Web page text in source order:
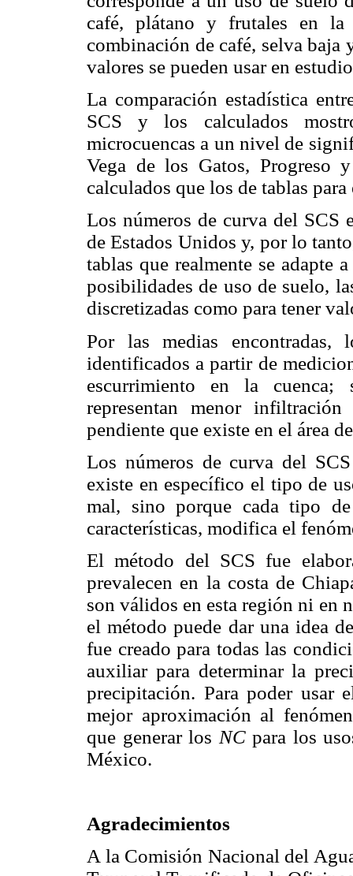
café, plátano y frutales en la
combinación de café, selva baja
valores se pueden usar en
La comparación estadística
SCS y los calculados
microcuencas a un nivel de
Vega de los Gatos, Progreso
calculados que los de tablas
Los números de curva del SCS
de Estados Unidos y, por lo
tablas que realmente se adapte
posibilidades de uso de suelo,
discretizadas como para tener
Por las medias
identificados a partir de
escurrimiento en la cuenca;
representan menor
pendiente que existe en el área
Los números de curva del
existe en específico el tipo de
mal, sino porque cada tipo
características, modifica el
El método del SCS fue
prevalecen en la costa de
son válidos en esta región ni en
el método puede dar una idea
fue creado para todas las
auxiliar para determinar la
precipitación. Para poder usar
mejor aproximación al
que generar los NCpara los
México.
Agradecimientos
A la Comisión Nacional del